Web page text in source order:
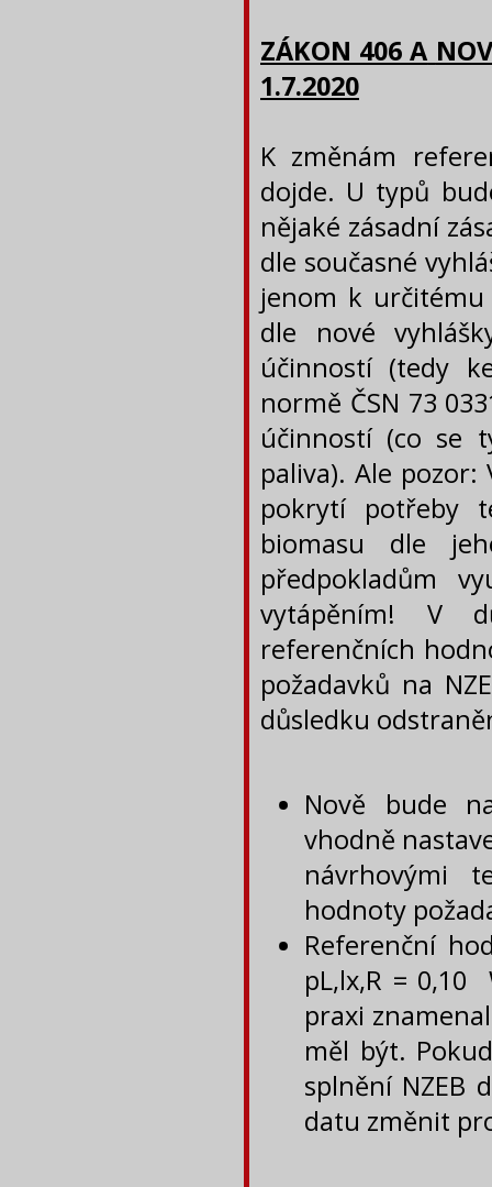
ZÁKON 406 A
1.7.2020
K změnám
dojde. U typů
nějaké zásadní
dle současné
jenom k určitému
dle nové
účinností (tedy
normě ČSN 73
účinností (co se
paliva). Ale
pokrytí potřeby
biomasu dle
předpokladům
vytápěním! V
referenčních
požadavků na
důsledku
Nově bude
vhodně
návrhovými
hodnoty
Referenční
pL,lx,R = 0,10
praxi
měl být.
splnění NZEB
datu změnit